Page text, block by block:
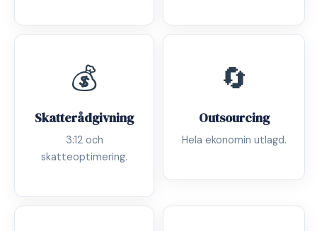
💰
Skatterådgivning
3:12 och
skatteoptimering.
🔄
Outsourcing
Hela ekonomin utlagd.